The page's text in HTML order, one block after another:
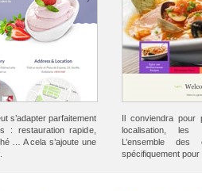
s’adapter parfaitement
: restauration rapide,
… A cela s’ajoute une
Il conviendra pour
localisation, les
L’ensemble
spécifiquement